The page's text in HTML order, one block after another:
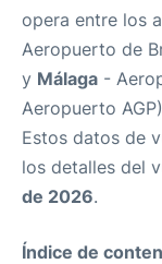
opera entre los
Aeropuerto de
y Málaga -
Aeropuerto
Estos datos de
los detalles del
de 2026.
Índice de